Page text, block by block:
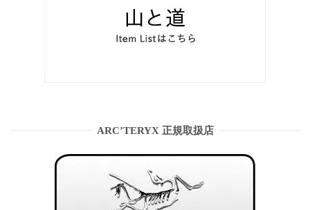
ARC’TERYX 正規取扱店